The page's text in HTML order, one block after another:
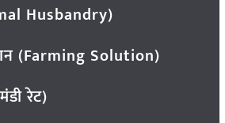
Husbandry)
(Farming Solution)
रेट)